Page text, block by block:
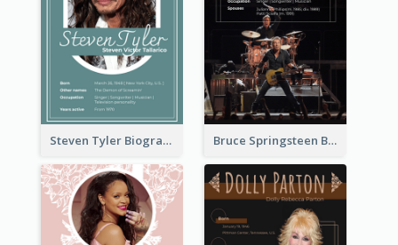
Steven Tyler Biography Bruce Springsteen Biography